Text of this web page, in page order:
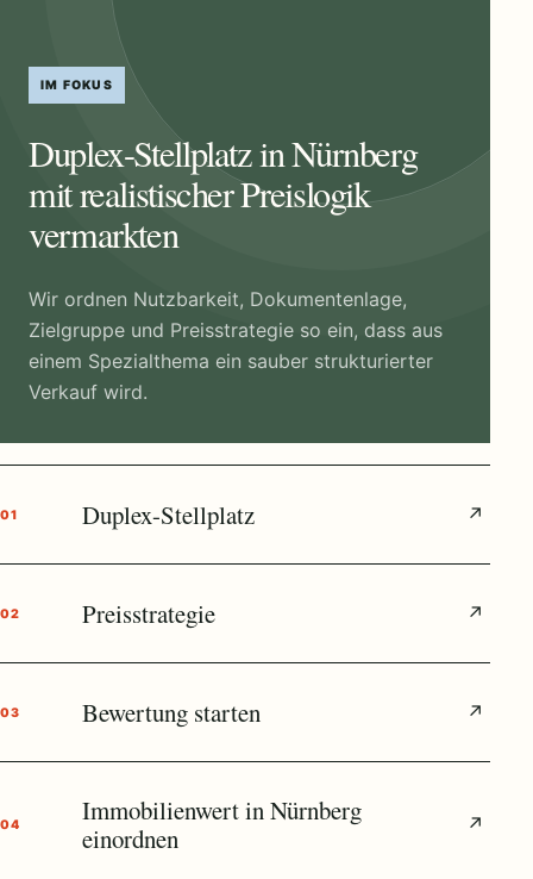
IM FOKUS
Duplex-Stellplatz in Nürnberg
mit realistischer Preislogik
vermarkten
Wir ordnen Nutzbarkeit, Dokumentenlage,
Zielgruppe und Preisstrategie so ein, dass aus
einem Spezialthema ein sauber strukturierter
Verkauf wird.
01 Duplex-Stellplatz ↗
02 Preisstrategie ↗
03 Bewertung starten ↗
04
Immobilienwert in Nürnberg
einordnen
↗